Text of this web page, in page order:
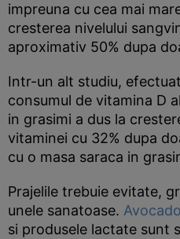
impreuna cu cea mai
cresterea nivelului
aproximativ 50% dupa
Intr-un alt studiu,
consumul de vitamina D
in grasimi a dus la
vitaminei cu 32% dupa
cu o masa saraca in
Prajelile trebuie evitate,
unele sanatoase. Avocado
si produsele lactate sunt